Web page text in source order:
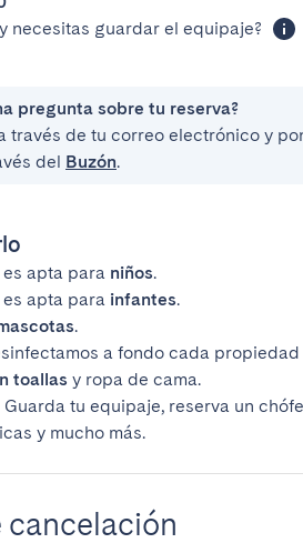
necesitas guardar el equipaje?
pregunta sobre tu reserva?
través de tu correo electrónico y
del Buzón.
apta para niños.
apta para infantes.
.
a fondo cada
toallas y ropa de cama.
Guarda tu equipaje, reserva un
y mucho más.
cancelación